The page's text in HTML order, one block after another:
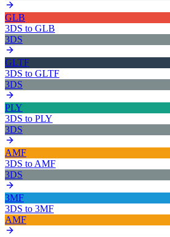
GLB
3DS to GLB
3DS
GLTF
3DS to GLTF
3DS
PLY
3DS to PLY
3DS
AMF
3DS to AMF
3DS
3MF
3DS to 3MF
AMF